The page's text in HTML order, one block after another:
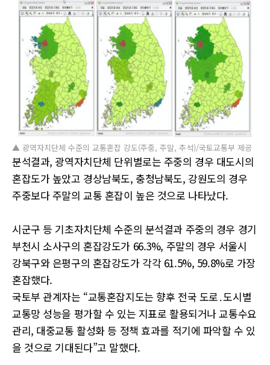
▲ 광역자치단체 수준의 교통혼잡 강도(주중, 주말, 추석)/국토교통부 제공
분석결과, 광역자치단체 단위별로는 주중의 경우 대도시의
혼잡도가 높았고 경상남북도, 충청남북도, 강원도의 경우
주중보다 주말의 교통 혼잡이 높은 것으로 나타났다.
시군구 등 기초자치단체 수준의 분석결과 주중의 경우 경기
부천시 소사구의 혼잡강도가 66.3%, 주말의 경우 서울시
강북구와 은평구의 혼잡강도가 각각 61.5%, 59.8%로 가장
혼잡했다.
국토부 관계자는 “교통혼잡지도는 향후 전국 도로․도시별
교통망 성능을 평가할 수 있는 지표로 활용되거나 교통수요
관리, 대중교통 활성화 등 정책 효과를 적기에 파악할 수 있
을 것으로 기대된다”고 말했다.